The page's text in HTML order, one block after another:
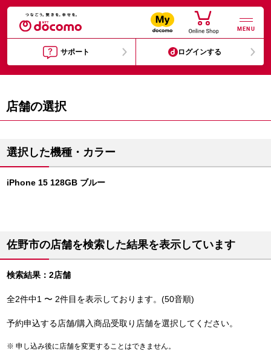
MENU
サポート ログインする
店舗の選択
選択した機種・カラー
iPhone 15 128GB ブルー
佐野市の店舗を検索した結果を表示しています
検索結果：2店舗
全2件中1 〜 2件目を表示しております。(50音順)
予約申込する店舗/購入商品受取り店舗を選択してください。
申し込み後に店舗を変更することはできません。